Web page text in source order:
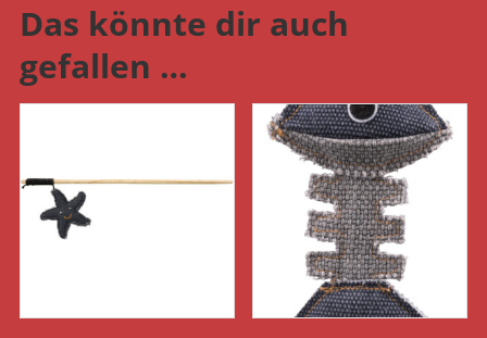
Das könnte dir auch
gefallen …